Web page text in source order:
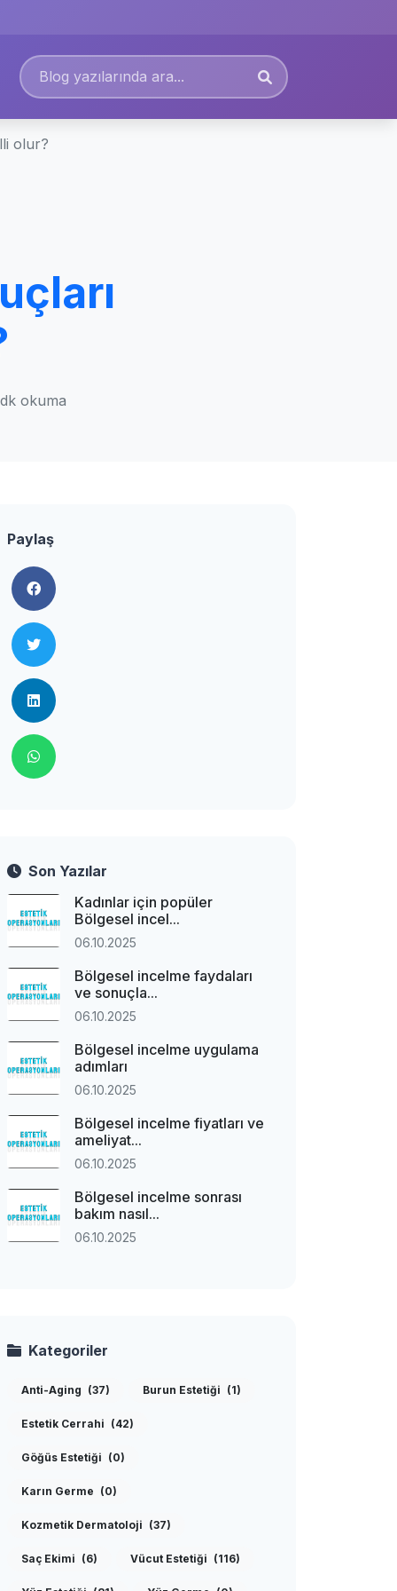
olur?
okuma
Paylaş
Son Yazılar
Kadınlar için popüler
Bölgesel incel...
06.10.2025
Bölgesel incelme faydaları
ve sonuçla...
06.10.2025
Bölgesel incelme uygulama
adımları
06.10.2025
Bölgesel incelme fiyatları ve
ameliyat...
06.10.2025
Bölgesel incelme sonrası
bakım nasıl...
06.10.2025
Kategoriler
Anti-Aging (37) Burun Estetiği (1)
Estetik Cerrahi (42)
Göğüs Estetiği (0)
Karın Germe (0)
Kozmetik Dermatoloji (37)
Saç Ekimi (6) Vücut Estetiği (116)